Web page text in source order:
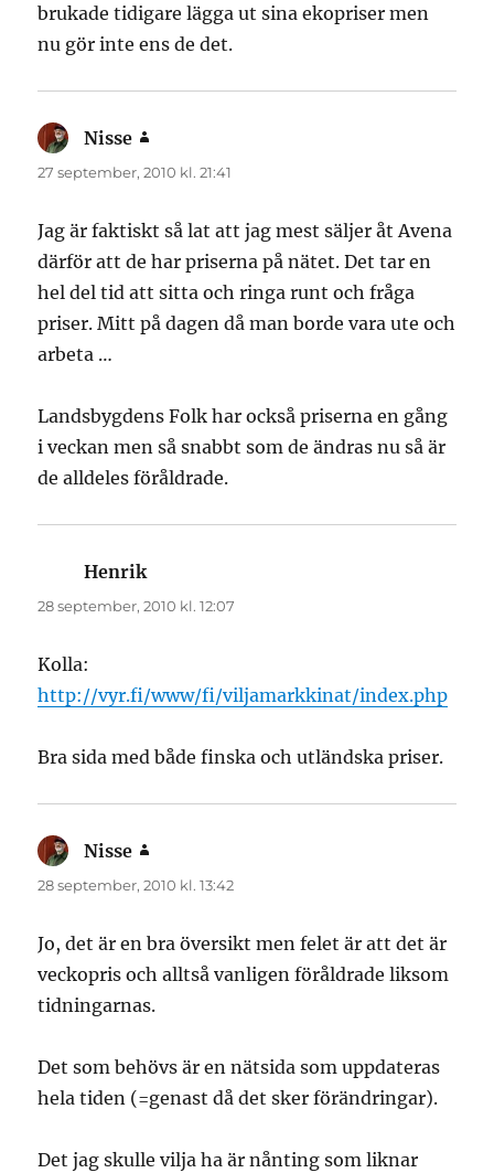
brukade tidigare lägga ut sina ekopriser men
nu gör inte ens de det.
Nisse
27 september, 2010 kl. 21:41
Jag är faktiskt så lat att jag mest säljer åt Avena
därför att de har priserna på nätet. Det tar en
hel del tid att sitta och ringa runt och fråga
priser. Mitt på dagen då man borde vara ute och
arbeta …
Landsbygdens Folk har också priserna en gång
i veckan men så snabbt som de ändras nu så är
de alldeles föråldrade.
Henrik
28 september, 2010 kl. 12:07
Kolla:
http://vyr.fi/www/fi/viljamarkkinat/index.php
Bra sida med både finska och utländska priser.
Nisse
28 september, 2010 kl. 13:42
Jo, det är en bra översikt men felet är att det är
veckopris och alltså vanligen föråldrade liksom
tidningarnas.
Det som behövs är en nätsida som uppdateras
hela tiden (=genast då det sker förändringar).
Det jag skulle vilja ha är nånting som liknar